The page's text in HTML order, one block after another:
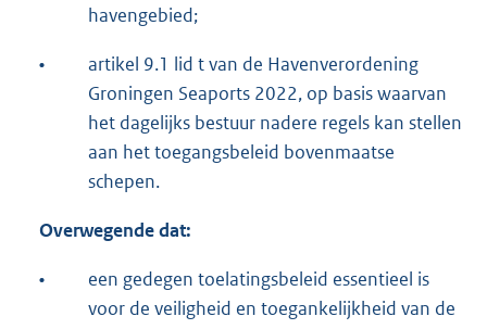
havengebied;
•
artikel 9.1 lid t van de Havenverordening
Groningen Seaports 2022, op basis waarvan
het dagelijks bestuur nadere regels kan stellen
aan het toegangsbeleid bovenmaatse
schepen.
Overwegende dat:
•
een gedegen toelatingsbeleid essentieel is
voor de veiligheid en toegankelijkheid van de